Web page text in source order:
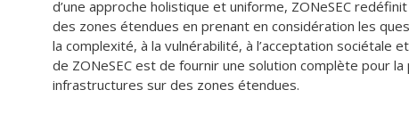
d’une approche holistique et uniforme, ZONeSEC
des zones étendues en prenant en considération les
la complexité, à la vulnérabilité, à l’acceptation sociétale
de ZONeSEC est de fournir une solution complète pour
infrastructures sur des zones étendues.